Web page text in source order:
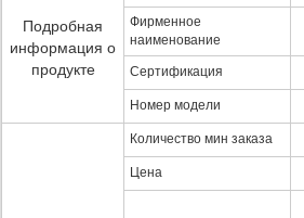
Подробная
информация о
продукте
Фирменное
наименование
Сертификация
Номер модели
Количество мин заказа
Цена